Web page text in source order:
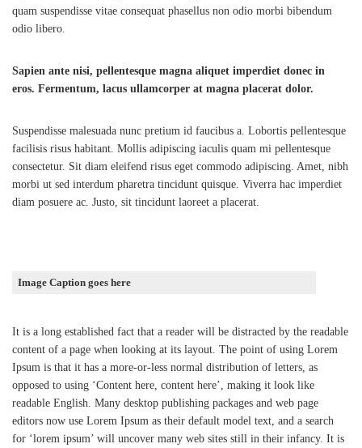
quam suspendisse vitae consequat phasellus non odio morbi bibendum
odio libero.
Sapien ante nisi, pellentesque magna aliquet imperdiet donec in
eros. Fermentum, lacus ullamcorper at magna placerat dolor.
Suspendisse malesuada nunc pretium id faucibus a. Lobortis pellentesque
facilisis risus habitant. Mollis adipiscing iaculis quam mi pellentesque
consectetur. Sit diam eleifend risus eget commodo adipiscing. Amet, nibh
morbi ut sed interdum pharetra tincidunt quisque. Viverra hac imperdiet
diam posuere ac. Justo, sit tincidunt laoreet a placerat.
Image Caption goes here
It is a long established fact that a reader will be distracted by the readable
content of a page when looking at its layout. The point of using Lorem
Ipsum is that it has a more-or-less normal distribution of letters, as
opposed to using ‘Content here, content here’, making it look like
readable English. Many desktop publishing packages and web page
editors now use Lorem Ipsum as their default model text, and a search
for ‘lorem ipsum’ will uncover many web sites still in their infancy. It is